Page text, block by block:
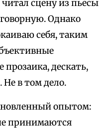
сцену из пьесы
Однако
себя, таким
дескать,
Не в том дело.
опытом:
принимаются